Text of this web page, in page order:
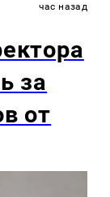
час назад
за
от